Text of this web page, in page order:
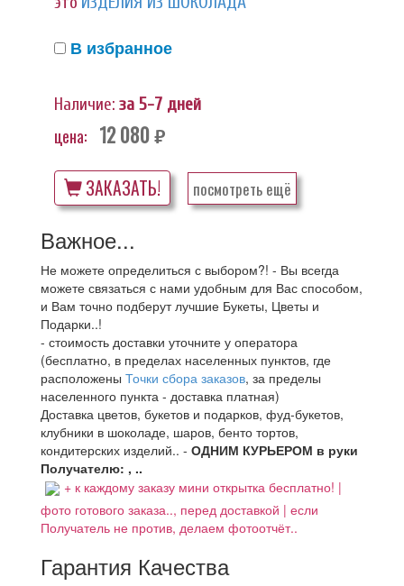
В избранное
Наличие: за 5-7 дней
цена: 12 080 руб.
ЗАКАЗАТЬ! посмотреть ещё
Важное...
Не можете определиться с выбором?! - Вы всегда
можете связаться с нами удобным для Вас способом,
и Вам точно подберут лучшие Букеты, Цветы и
Подарки..!
- стоимость доставки уточните у оператора
(бесплатно, в пределах населенных пунктов, где
расположены Точки сбора заказов, за пределы
населенного пункта - доставка платная)
Доставка цветов, букетов и подарков, фуд-букетов,
клубники в шоколаде, шаров, бенто тортов,
кондитерских изделий.. - ОДНИМ КУРЬЕРОМ в руки
Получателю: , ..
+ к каждому заказу мини открытка бесплатно! |
фото готового заказа.., перед доставкой | если
Получатель не против, делаем фотоотчёт..
Гарантия Качества